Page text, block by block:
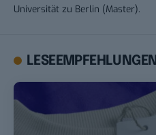
Universität zu Berlin (Master).
LESEEMPFEHLUNGEN